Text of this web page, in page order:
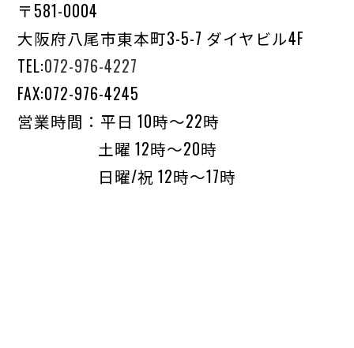
〒581-0004
大阪府八尾市東本町3-5-7 ダイヤビル4F
TEL:072-976-4227
FAX:072-976-4245
営業時間：平日 10時〜22時
土曜 12時〜20時
日曜/祝 12時〜17時